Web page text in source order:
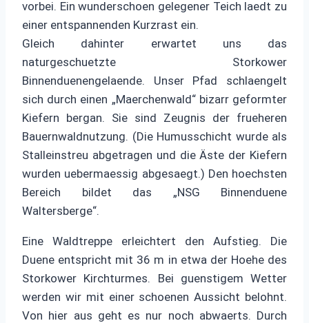
vorbei. Ein wunderschoen gelegener Teich laedt zu
einer entspannenden Kurzrast ein.
Gleich dahinter erwartet uns das
naturgeschuetzte Storkower
Binnenduenengelaende. Unser Pfad schlaengelt
sich durch einen „Maerchenwald“ bizarr geformter
Kiefern bergan. Sie sind Zeugnis der frueheren
Bauernwaldnutzung. (Die Humusschicht wurde als
Stalleinstreu abgetragen und die Äste der Kiefern
wurden uebermaessig abgesaegt.) Den hoechsten
Bereich bildet das „NSG Binnenduene
Waltersberge“.
Eine Waldtreppe erleichtert den Aufstieg. Die
Duene entspricht mit 36 m in etwa der Hoehe des
Storkower Kirchturmes. Bei guenstigem Wetter
werden wir mit einer schoenen Aussicht belohnt.
Von hier aus geht es nur noch abwaerts. Durch